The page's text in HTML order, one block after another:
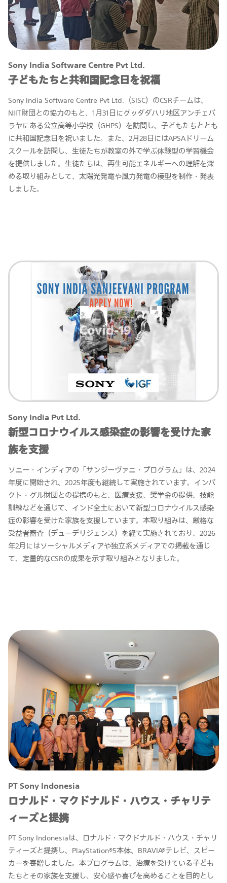
Sony India Software Centre Pvt Ltd.
子どもたちと共和国記念日を祝福
Sony India Software Centre Pvt Ltd.（SISC）のCSRチームは、
NIIT財団との協力のもと、1月31日にグッダダハリ地区アンチェパ
ラヤにある公立高等小学校（GHPS）を訪問し、子どもたちととも
に共和国記念日を祝いました。また、2月28日にはAPSAドリーム
スクールを訪問し、生徒たちが教室の外で学ぶ体験型の学習機会
を提供しました。生徒たちは、再生可能エネルギーへの理解を深
める取り組みとして、太陽光発電や風力発電の模型を制作・発表
しました。
Sony India Pvt Ltd.
新型コロナウイルス感染症の影響を受けた家
族を支援
ソニー・インディアの「サンジーヴァニ・プログラム」は、2024
年度に開始され、2025年度も継続して実施されています。インパ
クト・グル財団との提携のもと、医療支援、奨学金の提供、技能
訓練などを通じて、インド全土において新型コロナウイルス感染
症の影響を受けた家族を支援しています。本取り組みは、厳格な
受益者審査（デューデリジェンス）を経て実施されており、2026
年2月にはソーシャルメディアや独立系メディアでの掲載を通じ
て、定量的なCSRの成果を示す取り組みとなりました。
PT Sony Indonesia
ロナルド・マクドナルド・ハウス・チャリテ
ィーズと提携
PT Sony Indonesiaは、ロナルド・マクドナルド・ハウス・チャリ
ティーズと提携し、PlayStation®5本体、BRAVIA®テレビ、スピー
カーを寄贈しました。本プログラムは、治療を受けている子ども
たちとその家族を支援し、安心感や喜びを高めることを目的とし